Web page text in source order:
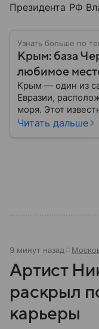
Президента РФ
Узнать больше по
Крым: база
любимое
Крым — один из
Евразии,
моря. Этот
красивой
положение
Читать дальше
9 минут назад
Артист
раскрыл
карьеры